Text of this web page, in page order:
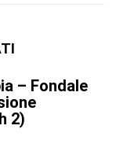
– Fondale
2)